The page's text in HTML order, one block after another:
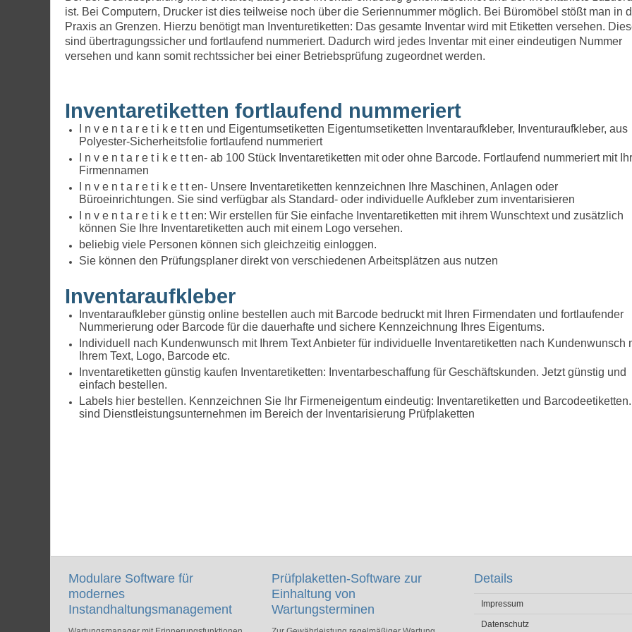
ist. Bei Computern, Drucker ist dies teilweise noch über die Seriennummer möglich. Bei Büromöbel stößt man in
Praxis an Grenzen. Hierzu benötigt man Inventuretiketten: Das gesamte Inventar wird mit Etiketten versehen.
sind übertragungssicher und fortlaufend nummeriert. Dadurch wird jedes Inventar mit einer eindeutigen Nummer
versehen und kann somit rechtssicher bei einer Betriebsprüfung zugeordnet werden.
Inventaretiketten fortlaufend nummeriert
I n v e n t a r e t i k e t t en und Eigentumsetiketten Eigentumsetiketten Inventaraufkleber, Inventuraufkleber, aus
Polyester-Sicherheitsfolie fortlaufend nummeriert
I n v e n t a r e t i k e t t en- ab 100 Stück Inventaretiketten mit oder ohne Barcode. Fortlaufend nummeriert mit
Firmennamen
I n v e n t a r e t i k e t t en- Unsere Inventaretiketten kennzeichnen Ihre Maschinen, Anlagen oder
Büroeinrichtungen. Sie sind verfügbar als Standard- oder individuelle Aufkleber zum inventarisieren
I n v e n t a r e t i k e t t en: Wir erstellen für Sie einfache Inventaretiketten mit ihrem Wunschtext und zusätzlich
können Sie Ihre Inventaretiketten auch mit einem Logo versehen.
beliebig viele Personen können sich gleichzeitig einloggen.
Sie können den Prüfungsplaner direkt von verschiedenen Arbeitsplätzen aus nutzen
Inventaraufkleber
Inventaraufkleber günstig online bestellen auch mit Barcode bedruckt mit Ihren Firmendaten und fortlaufender
Nummerierung oder Barcode für die dauerhafte und sichere Kennzeichnung Ihres Eigentums.
Individuell nach Kundenwunsch mit Ihrem Text Anbieter für individuelle Inventaretiketten nach Kundenwunsch
Ihrem Text, Logo, Barcode etc.
Inventaretiketten günstig kaufen Inventaretiketten: Inventarbeschaffung für Geschäftskunden. Jetzt günstig und
einfach bestellen.
Labels hier bestellen. Kennzeichnen Sie Ihr Firmeneigentum eindeutig: Inventaretiketten und
sind Dienstleistungsunternehmen im Bereich der Inventarisierung Prüfplaketten
Modulare Software für
modernes
Instandhaltungsmanagement
Prüfplaketten-Software zur
Einhaltung von
Wartungsterminen
Details
Impressum
Datenschutz